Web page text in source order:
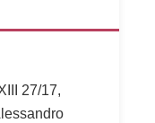
27/17,